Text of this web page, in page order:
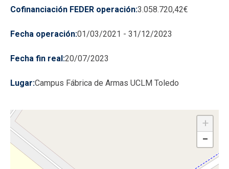
Cofinanciación FEDER operación 3.058.720,42€
Fecha operación 01/03/2021 - 31/12/2023
Fecha fin real 20/07/2023
Lugar Campus Fábrica de Armas UCLM Toledo
+
−